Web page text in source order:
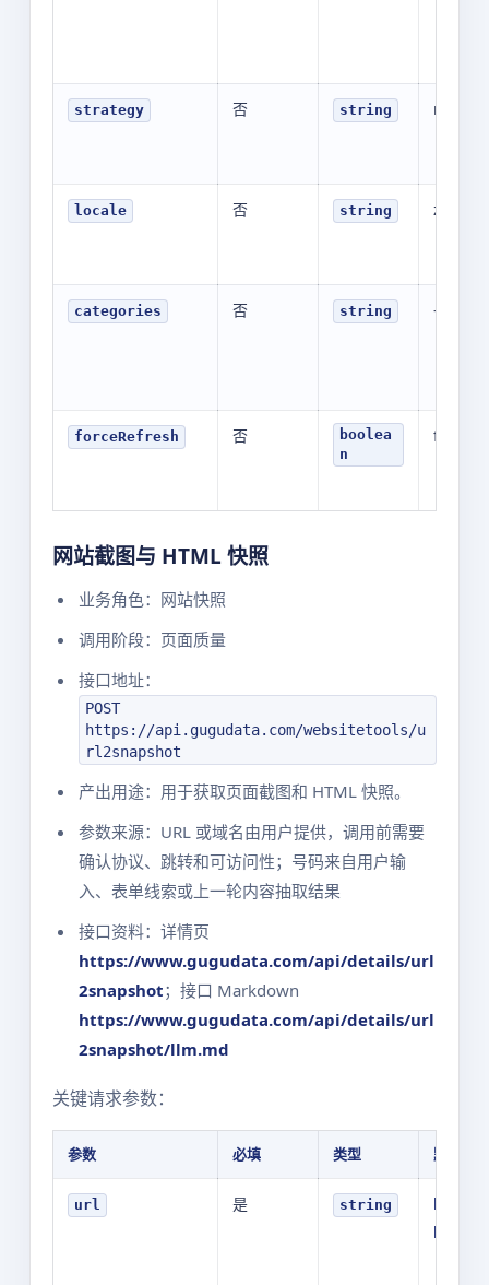
strategy 否 string mobile
locale 否 string zh-CN
categories 否 string -
forceRefresh 否
boolea
n
false
网站截图与 HTML 快照
业务角色：网站快照
调用阶段：页面质量
接口地址：
POST
https://api.gugudata.com/websitetools/u
rl2snapshot
产出用途：用于获取页面截图和 HTML 快照。
参数来源：URL 或域名由用户提供，调用前需要
确认协议、跳转和可访问性；号码来自用户输
入、表单线索或上一轮内容抽取结果
接口资料：详情页
https://www.gugudata.com/api/details/url
2snapshot；接口 Markdown
https://www.gugudata.com/api/details/url
2snapshot/llm.md
关键请求参数：
参数 必填 类型 默认值
url 是 string